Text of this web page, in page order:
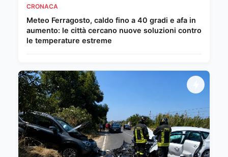
CRONACA
Meteo Ferragosto, caldo fino a 40 gradi e afa in
aumento: le città cercano nuove soluzioni contro
le temperature estreme